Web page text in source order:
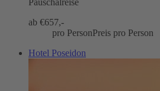
Pauschalreise
ab €657,-
pro PersonPreis pro Person
Hotel Poseidon